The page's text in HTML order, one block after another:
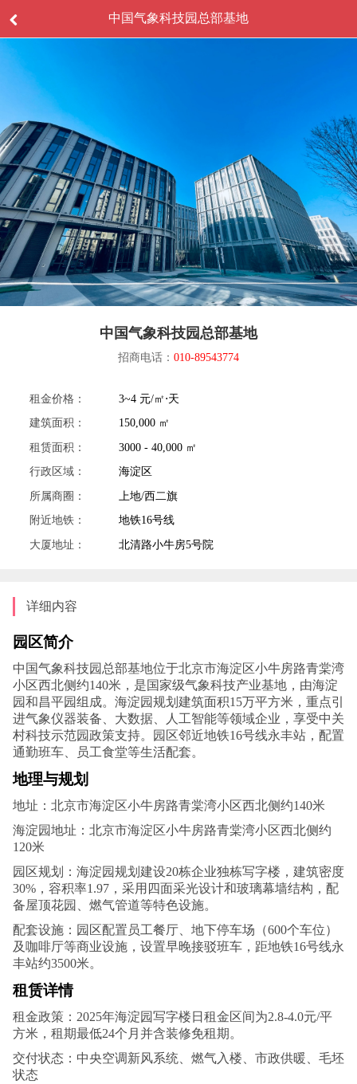
中国气象科技园总部基地
中国气象科技园总部基地
招商电话： 010-89543774
租金价格：
3~4 元/㎡⋅天
建筑面积：
150,000 ㎡
租赁面积：
3000 - 40,000 ㎡
行政区域：
海淀区
所属商圈：
上地/西二旗
附近地铁：
地铁16号线
大厦地址：
北清路小牛房5号院
详细内容
园区简介
中国气象科技园总部基地位于北京市海淀区小牛房路青棠湾
小区西北侧约140米，是国家级气象科技产业基地，由海淀
园和昌平园组成。海淀园规划建筑面积15万平方米，重点引
进气象仪器装备、大数据、人工智能等领域企业，享受中关
村科技示范园政策支持。园区邻近地铁16号线永丰站，配置
通勤班车、员工食堂等生活配套。
地理与规划
地址‌：北京市海淀区小牛房路青棠湾小区西北侧约140米
海淀园地址‌：北京市海淀区小牛房路青棠湾小区西北侧约
120米
园区规划‌：海淀园规划建设20栋企业独栋写字楼，建筑密度
30%，容积率1.97，采用四面采光设计和玻璃幕墙结构，配
备屋顶花园、燃气管道等特色设施。
配套设施‌：园区配置员工餐厅、地下停车场（600个车位）
及咖啡厅等商业设施，设置早晚接驳班车，距地铁16号线永
丰站约3500米。
租赁详情
租金政策‌：2025年海淀园写字楼日租金区间为2.8-4.0元/平
方米，租期最低24个月并含装修免租期。
交付状态：中央空调新风系统、燃气入楼、市政供暖、毛坯
状态